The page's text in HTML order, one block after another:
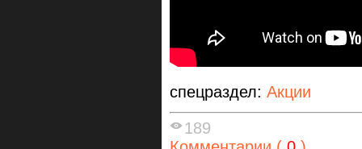
спецраздел: Акции
189